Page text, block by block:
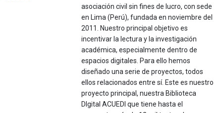
asociación civil sin fines de lucro, con sede
en Lima (Perú), fundada en noviembre del
2011. Nuestro principal objetivo es
incentivar la lectura y la investigación
académica, especialmente dentro de
espacios digitales. Para ello hemos
diseñado una serie de proyectos, todos
ellos relacionados entre sí. Este es nuestro
proyecto principal, nuestra Biblioteca
DIgital ACUEDI que tiene hasta el